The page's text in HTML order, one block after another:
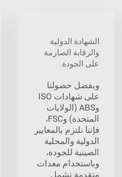
الشهادة الدولية
والرقابة الصارمة
على الجودة
وبفضل حصولنا
على شهادات ISO
وABS (الولايات
المتحدة) وFSC،
فإننا نلتزم بالمعايير
الدولية والمحلية
الصينية للجودة،
وباستخدام معدات
متقدمة تشمل